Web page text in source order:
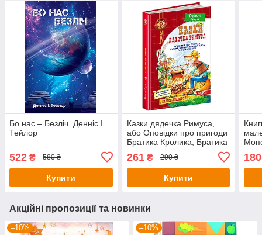
Бо нас – Безліч. Денніс І.
Тейлор
522 ₴ 580 ₴
Купити
Казки дядечка Римуса,
або Оповідки про пригоди
Братика Кролика, Братика
261₴ 290 ₴
Купити
180
Акційні пропозиції та новинки
–10% –10%